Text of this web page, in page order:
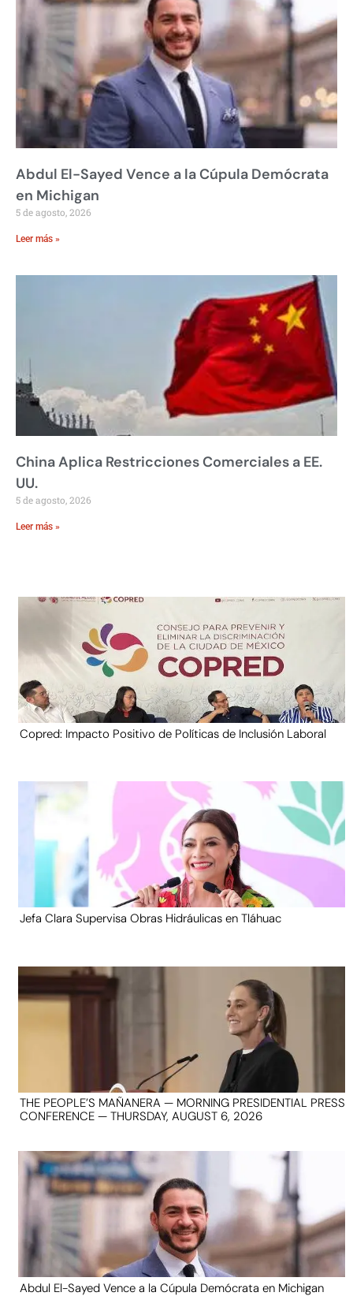
Abdul El-Sayed Vence a la Cúpula Demócrata
en Michigan
5 de agosto, 2026
Leer más »
China Aplica Restricciones Comerciales a EE.
UU.
5 de agosto, 2026
Leer más »
Copred: Impacto Positivo de Políticas de Inclusión Laboral
Jefa Clara Supervisa Obras Hidráulicas en Tláhuac
THE PEOPLE’S MAÑANERA — MORNING PRESIDENTIAL PRESS
CONFERENCE — THURSDAY, AUGUST 6, 2026
Abdul El-Sayed Vence a la Cúpula Demócrata en Michigan